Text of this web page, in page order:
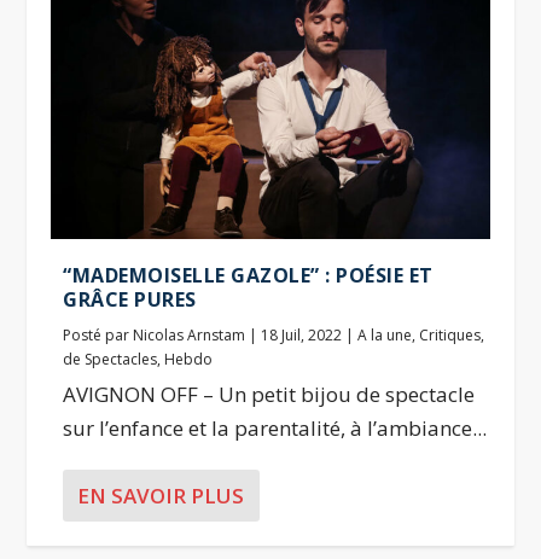
“MADEMOISELLE GAZOLE” : POÉSIE ET
GRÂCE PURES
Posté par Nicolas Arnstam | 18 Juil, 2022 |A la une, Critiques,
de Spectacles, Hebdo
AVIGNON OFF – Un petit bijou de spectacle
sur l’enfance et la parentalité, à l’ambiance...
EN SAVOIR PLUS